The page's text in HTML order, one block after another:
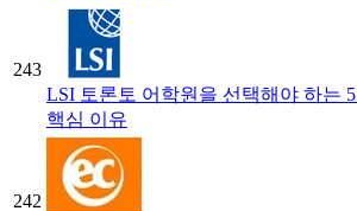
243
LSI 토론토 어학원을 선택해야 하는 5
핵심 이유
242